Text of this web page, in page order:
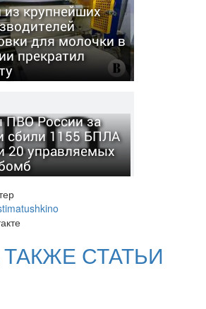
крупнейших
для молочки в
прекратил
ПВО России за
сбили 1155 БПЛА
20 управляемых
СТАТЬИ